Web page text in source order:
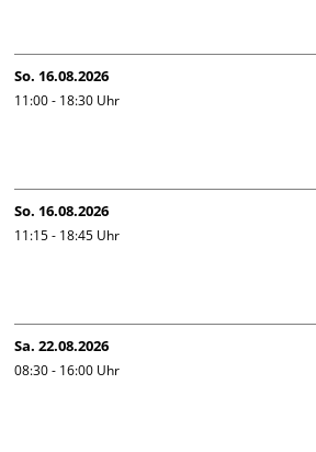
So. 16.08.2026
11:00 - 18:30 Uhr
So. 16.08.2026
11:15 - 18:45 Uhr
Sa. 22.08.2026
08:30 - 16:00 Uhr